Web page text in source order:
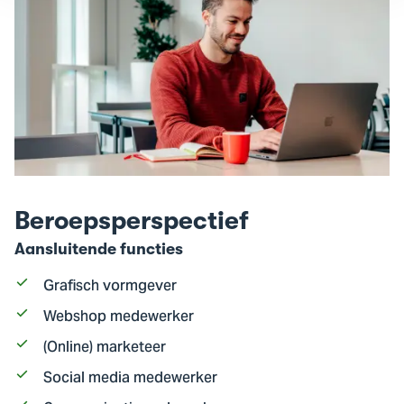
Beroepsperspectief
Aansluitende functies
Grafisch vormgever
Webshop medewerker
(Online) marketeer
Social media medewerker